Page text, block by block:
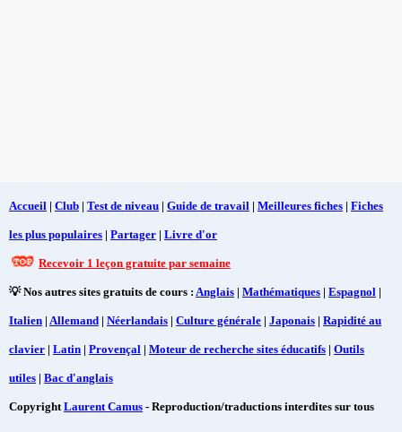
Accueil | Club | Test de niveau | Guide de travail | Meilleures fiches | Fiches
les plus populaires | Partager | Livre d'or
Recevoir 1 leçon gratuite par semaine
💡 Nos autres sites gratuits de cours : Anglais | Mathématiques | Espagnol |
Italien | Allemand | Néerlandais | Culture générale | Japonais | Rapidité au
clavier | Latin | Provençal | Moteur de recherche sites éducatifs | Outils
utiles | Bac d'anglais
CopyrightLaurent Camus - Reproduction/traductions interdites sur tous